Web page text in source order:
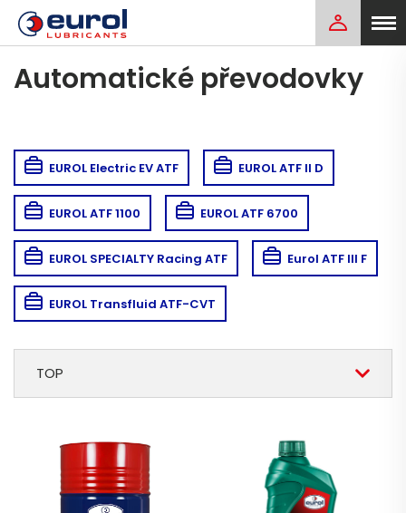
Automatické převodovky
TOP
EUROL Electric EV ATF EUROL ATF II D
EUROL ATF 1100 EUROL ATF 6700
EUROL SPECIALTY Racing ATF Eurol ATF III F
EUROL Transfluid ATF-CVT